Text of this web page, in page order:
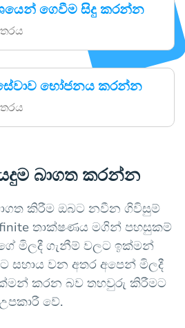
ගෙවීම සිදු කරන්න
භෝජනය කරන්න
බාගත කරන්න
කිරීම ඔබට නවීන ගිවිසුම්
තාක්ෂණය මගින් පහසුකම්
මිලදී ගැනීම් වලට ඉක්මන්
සහාය වන අතර අපෙන් මිලදී
කරන බව තහවුරු කිරීමට
වේ.